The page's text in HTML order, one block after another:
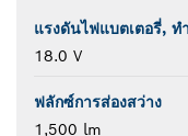
แรงดันไฟแบตเตอรี่, ท
18.0 V
ฟลักซ์การส่องสว่าง
1,500 lm